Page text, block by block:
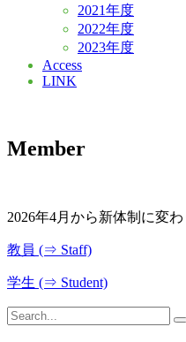
2021年度
2022年度
2023年度
Access
LINK
Member
2026年4月から新体制に変わ
教員 (⇒ Staff)
学生 (⇒ Student)